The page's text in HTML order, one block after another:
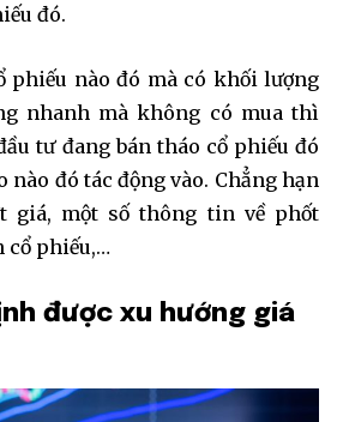
đó.
phiếu nào đó mà có khối lượng
nhanh mà không có mua thì
tư đang bán tháo cổ phiếu đó
nào đó tác động vào. Chẳng hạn
giá, một số thông tin về phốt
cổ phiếu,…
được xu hướng giá